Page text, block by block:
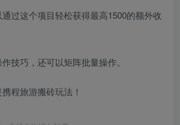
过这个项目轻松获得最高1500的额外收
技巧，还可以矩阵批量操作。
程旅游搬砖玩法！